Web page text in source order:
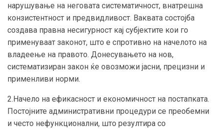
нарушување на неговата систематичност, внатрешна
конзистентност и предвидливост. Ваквата состојба
создава правна несигурност кај субјектите кои го
применуваат законот, што е спротивно на начелото на
владеење на правото. Донесувањето на нов,
систематизиран закон ќе овозможи јасни, прецизни и
применливи норми.
2.Начело на ефикасност и економичност на постапката.
Постојните административни процедури се преобемни
и често нефункционални, што резултира со